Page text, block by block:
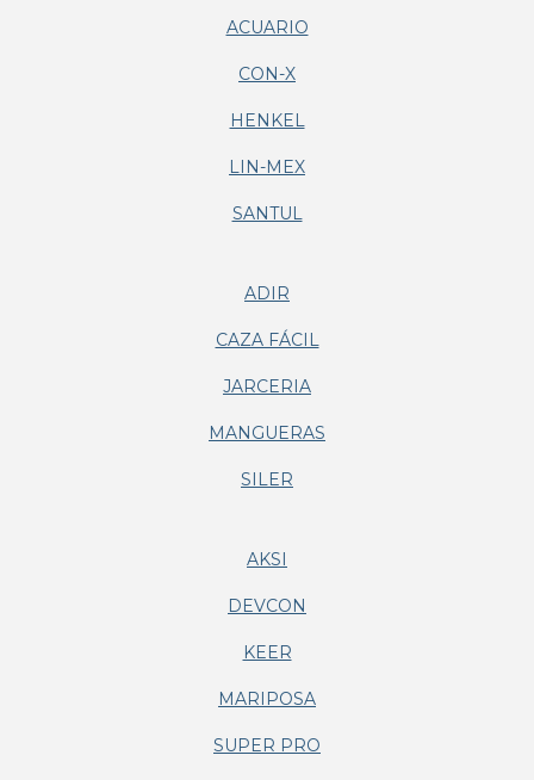
ACUARIO
CON-X
HENKEL
LIN-MEX
SANTUL
ADIR
CAZA FÁCIL
JARCERIA
MANGUERAS
SILER
AKSI
DEVCON
KEER
MARIPOSA
SUPER PRO